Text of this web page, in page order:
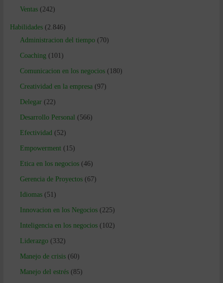
Ventas(242)
Habilidades(2.846)
Administracion del tiempo(70)
Coaching (101)
Comunicacion en los negocios(180)
Creatividad en la empresa(97)
Delegar(22)
Desarrollo Personal (566)
Efectividad(52)
Empowerment(15)
Etica en los negocios(46)
Gerencia de Proyectos(67)
Idiomas(51)
Innovacion en los Negocios(225)
Inteligencia en los negocios(102)
Liderazgo(332)
Manejo de crisis(60)
Manejo del estrés(85)